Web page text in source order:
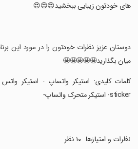
های خودتون زیبایی ببخشید😍😍😍
‏دوستان عزیز نظرات خودتون را در مورد این
میان بگذارید🤩🤩🤩🤩🤩
‏کلمات کلیدی: استیکر واتساپ - استیکر
sticker- استیکر متحرک واتساپ-
نظرات و امتیازها